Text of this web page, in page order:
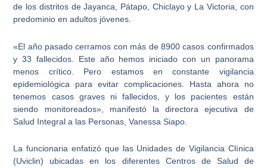
de los distritos de Jayanca, Pátapo, Chiclayo y La Victoria, con
predominio en adultos jóvenes.
«El año pasado cerramos con más de 8900 casos confirmados
y 33 fallecidos.
Este año hemos iniciado con un panorama
menos crítico. Pero estamos en constante vigilancia
epidemiológica para evitar complicaciones . Hasta ahora no
tenemos casos graves ni fallecidos, y los pacientes están
siendo monitoreados», manifestó la directora ejecutiva de
Salud Integral a las Personas, Vanessa Siapo.
La funcionaria enfatizó que las Unidades de Vigilancia Clínica
(Uviclin) ubicadas en los diferentes Centros de Salud de